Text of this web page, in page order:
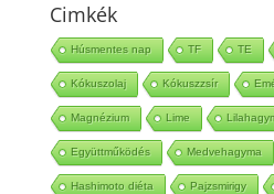
Cimkék
Húsmentes nap TF TE
Kókuszolaj Kókuszzsír
Magnézium Lime
Együttműködés Medvehagyma
Hashimoto diéta Pajzsmirigy